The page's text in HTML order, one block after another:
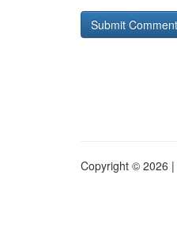
Copyright © 2026 |